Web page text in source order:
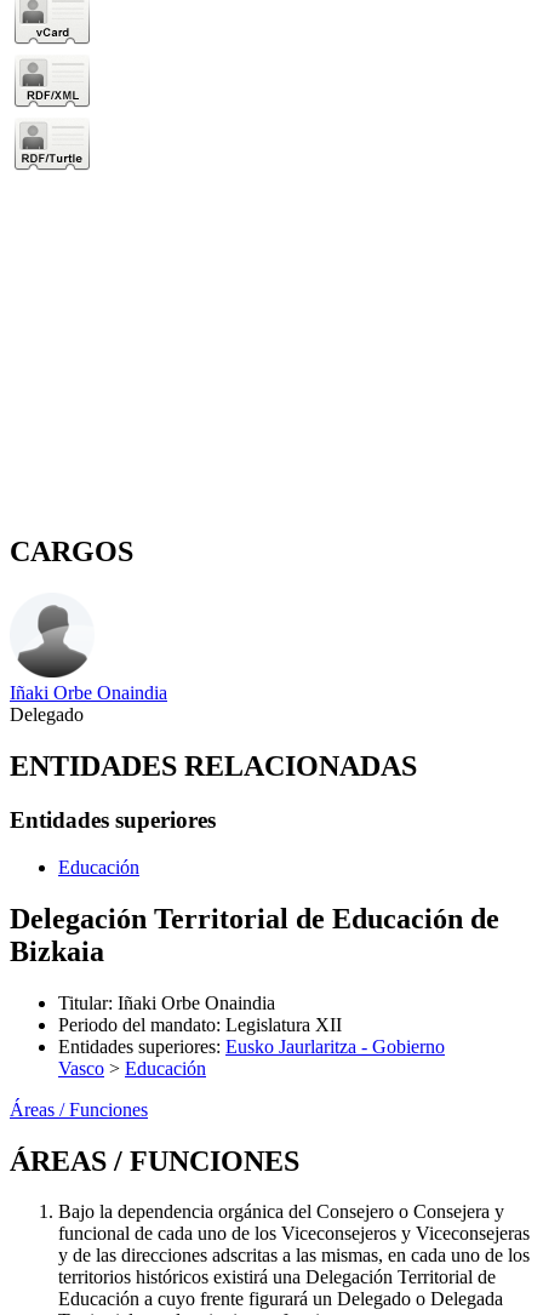
CARGOS
Iñaki Orbe Onaindia
Delegado
ENTIDADES RELACIONADAS
Entidades superiores
Educación
Delegación Territorial de Educación de
Bizkaia
Titular: Iñaki Orbe Onaindia
Periodo del mandato: Legislatura XII
Entidades superiores: Eusko Jaurlaritza - Gobierno
Vasco > Educación
Áreas / Funciones
ÁREAS / FUNCIONES
Bajo la dependencia orgánica del Consejero o Consejera y
funcional de cada uno de los Viceconsejeros y Viceconsejeras
y de las direcciones adscritas a las mismas, en cada uno de los
territorios históricos existirá una Delegación Territorial de
Educación a cuyo frente figurará un Delegado o Delegada